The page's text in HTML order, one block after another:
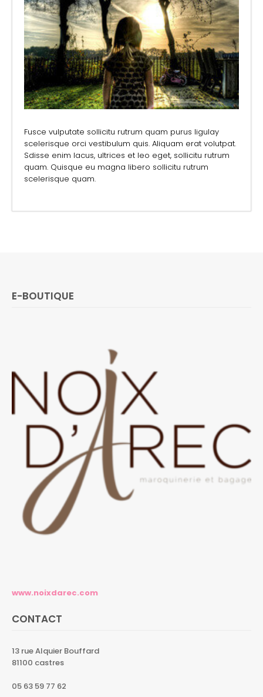
Fusce vulputate sollicitu rutrum quam purus ligulay
scelerisque orci vestibulum quis. Aliquam erat volutpat.
Sdisse enim lacus, ultrices et leo eget, sollicitu rutrum
quam. Quisque eu magna libero sollicitu rutrum
scelerisque quam.
E-BOUTIQUE
www.noixdarec.com
CONTACT
13 rue Alquier Bouffard
81100 castres
05 63 59 77 62